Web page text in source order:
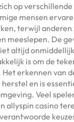
op
mensen
terwijl anderen
meeslepen. De
altijd
is om de
erkennen van
en is
Veel
allyspin casino